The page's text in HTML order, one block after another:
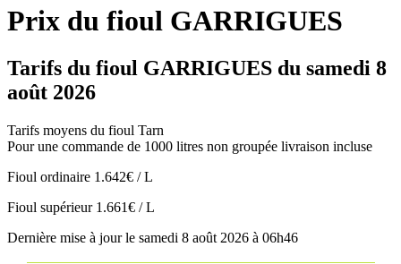
Prix du fioul GARRIGUES
Tarifs du fioul GARRIGUES du samedi 8
août 2026
Tarifs moyens du fioul Tarn
Pour une commande de 1000 litres non groupée livraison incluse
Fioul ordinaire 1.642€ / L
Fioul supérieur 1.661€ / L
Dernière mise à jour le samedi 8 août 2026 à 06h46